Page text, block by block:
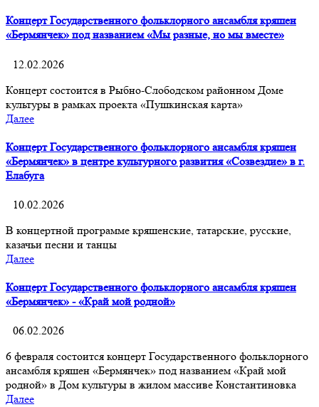
Концерт Государственного фольклорного ансамбля кряшен
«Бермянчек» под названием «Мы разные, но мы вместе»
12.02.2026
Концерт состоится в Рыбно-Слободском районном Доме
культуры в рамках проекта «Пушкинская карта»
Далее
Концерт Государственного фольклорного ансамбля кряшен
«Бермянчек» в центре культурного развития «Созвездие» в г.
Елабуга
10.02.2026
В концертной программе кряшенские, татарские, русские,
казачьи песни и танцы
Далее
Концерт Государственного фольклорного ансамбля кряшен
«Бермянчек» - «Край мой родной»
06.02.2026
6 февраля состоится концерт Государственного фольклорного
ансамбля кряшен «Бермянчек» под названием «Край мой
родной» в Дом культуры в жилом массиве Константиновка
Далее